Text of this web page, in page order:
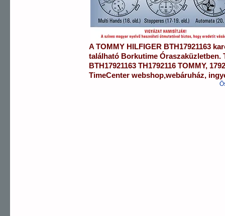
ATOMMY HILFIGER BTH17921163
található Borkutime Óraszaküzletben.
BTH17921163 TH1792116 TOMMY,
TimeCenter webshop,webáruház,